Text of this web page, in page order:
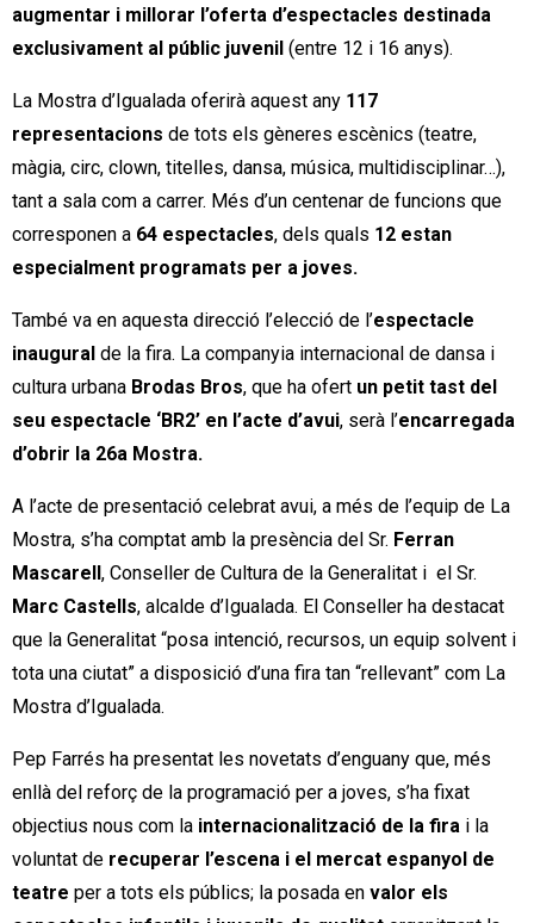
augmentar i millorar l’oferta d’espectacles destinada
exclusivament al públic juvenil (entre 12 i 16 anys).
La Mostra d’Igualada oferirà aquest any 117
representacions de tots els gèneres escènics (teatre,
màgia, circ, clown, titelles, dansa, música, multidiscipli­nar…),
tant a sala com a carrer. Més d’un centenar de funcions que
corresponen a 64 espectacles, dels quals 12 estan
especialment programats per a joves.
També va en aquesta direcció l’elecció de l’espectacle
inaugural de la fira. La companyia internacional de dansa i
cultura urbana Brodas Bros, que ha ofert un petit tast del
seu espectacle ‘BR2’ en l’acte d’avui, serà l’encarregada
d’obrir la 26a Mostra.
A l’acte de presentació celebrat avui, a més de l’equip de La
Mostra, s’ha comptat amb la presència del Sr. Ferran
Mascarell , Conseller de Cultura de la Generalitat i el Sr.
Marc Castells, alcalde d’Igualada. El Conseller ha destacat
que la Generalitat “posa intenció, recursos, un equip solvent i
tota una ciutat” a disposició d’una fira tan “rellevant” com La
Mostra d’Igualada.
Pep Farrés ha presentat les novetats d’enguany que, més
enllà del reforç de la programació per a joves, s’ha fixat
objectius nous com la internacionalització de la fira i la
voluntat de recuperar l’escena i el mercat espanyol de
teatre per a tots els públics; la posada en valor els